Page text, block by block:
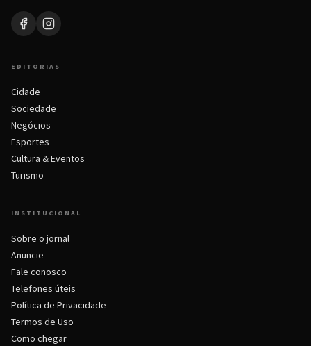
EDITORIAS
Cidade
Sociedade
Negócios
Esportes
Cultura & Eventos
Turismo
INSTITUCIONAL
Sobre o jornal
Anuncie
Fale conosco
Telefones úteis
Política de Privacidade
Termos de Uso
Como chegar